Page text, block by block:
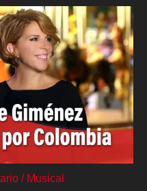
/ Musical